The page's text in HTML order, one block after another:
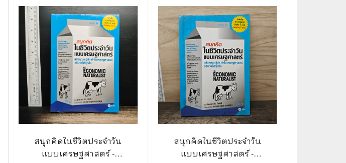
สนุกคิดในชีวิตประจำวัน
แบบเศรษฐศาสตร์ -
สนุกคิดในชีวิตประจำวัน
แบบเศรษฐศาสตร์ -
สอง
🎉 Party
🧠 Strategy
🪅 Family
♟️ Abstract
บอร์ดเกมแปลไทย
บอร์ดเกมโดยคนไทย
Board Game